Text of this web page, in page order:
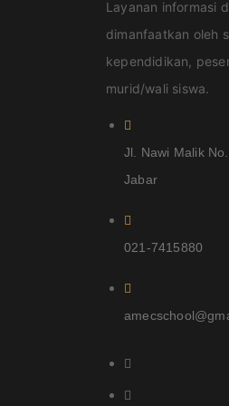
Layanan informasi
dimanfaatkan oleh
kependidikan,
murid/wali siswa.
Jl. Nawi Malik
Jabar
021-7415880